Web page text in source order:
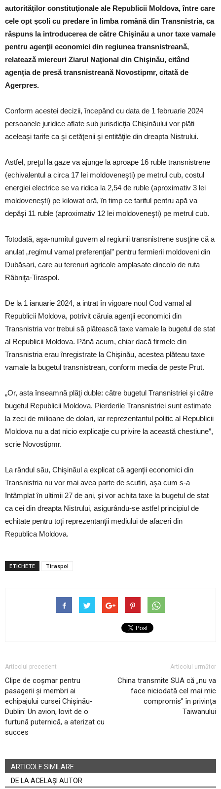
autorităţilor constituţionale ale Republicii Moldova, între care
cele opt şcoli cu predare în limba română din Transnistria, ca
răspuns la introducerea de către Chişinău a unor taxe vamale
pentru agenţii economici din regiunea transnistreană,
relatează miercuri Ziarul Naţional din Chişinău, citând
agenţia de presă transnistreană Novostipmr, citată de
Agerpres.
Conform acestei decizii, începând cu data de 1 februarie 2024
persoanele juridice aflate sub jurisdicţia Chişinăului vor plăti
aceleaşi tarife ca şi cetăţenii şi entităţile din dreapta Nistrului.
Astfel, preţul la gaze va ajunge la aproape 16 ruble transnistrene
(echivalentul a circa 17 lei moldoveneşti) pe metrul cub, costul
energiei electrice se va ridica la 2,54 de ruble (aproximativ 3 lei
moldoveneşti) pe kilowat oră, în timp ce tariful pentru apă va
depăşi 11 ruble (aproximativ 12 lei moldoveneşti) pe metrul cub.
Totodată, aşa-numitul guvern al regiunii transnistrene susţine că a
anulat „regimul vamal preferenţial” pentru fermierii moldoveni din
Dubăsari, care au terenuri agricole amplasate dincolo de ruta
Râbniţa-Tiraspol.
De la 1 ianuarie 2024, a intrat în vigoare noul Cod vamal al
Republicii Moldova, potrivit căruia agenţii economici din
Transnistria vor trebui să plătească taxe vamale la bugetul de stat
al Republicii Moldova. Până acum, chiar dacă firmele din
Transnistria erau înregistrate la Chişinău, acestea plăteau taxe
vamale la bugetul transnistrean, conform media de peste Prut.
„Or, asta înseamnă plăţi duble: către bugetul Transnistriei şi către
bugetul Republicii Moldova. Pierderile Transnistriei sunt estimate
la zeci de milioane de dolari, iar reprezentantul politic al Republicii
Moldova nu a dat nicio explicaţie cu privire la această chestiune”,
scrie Novostipmr.
La rândul său, Chişinăul a explicat că agenţii economici din
Transnistria nu vor mai avea parte de scutiri, aşa cum s-a
întâmplat în ultimii 27 de ani, şi vor achita taxe la bugetul de stat
ca cei din dreapta Nistrului, asigurându-se astfel principiul de
echitate pentru toţi reprezentanţii mediului de afaceri din
Republica Moldova.
ETICHETE Tiraspol
Articolul precedent
Clipe de coșmar pentru
pasagerii și membri ai
echipajului cursei Chișinău-
Dublin: Un avion, lovit de o
furtună puternică, a aterizat cu
succes
Articolul următor
China transmite SUA că „nu va
face niciodată cel mai mic
compromis” în privința
Taiwanului
ARTICOLE SIMILARE
DE LA ACELAȘI AUTOR